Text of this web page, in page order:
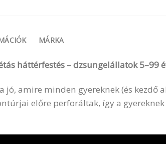
MÁRKA
háttérfestés – dzsungelállatok 5–99
jó, amire minden gyereknek (és kezdő
előre perforáltak, így a